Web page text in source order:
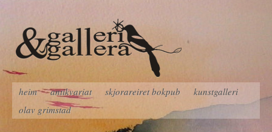
heim antikvariat skjorareiret bokpub
kunstgalleri
olav grimstad